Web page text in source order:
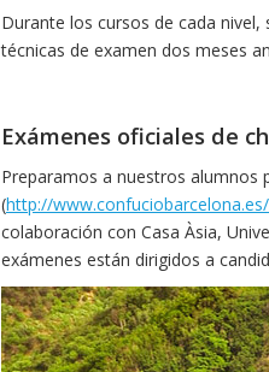
Durante los cursos de cada
técnicas de examen dos meses
Exámenes oficiales de
Preparamos a nuestros alumnos
(http://
colaboración con Casa Àsia,
exámenes están dirigidos a